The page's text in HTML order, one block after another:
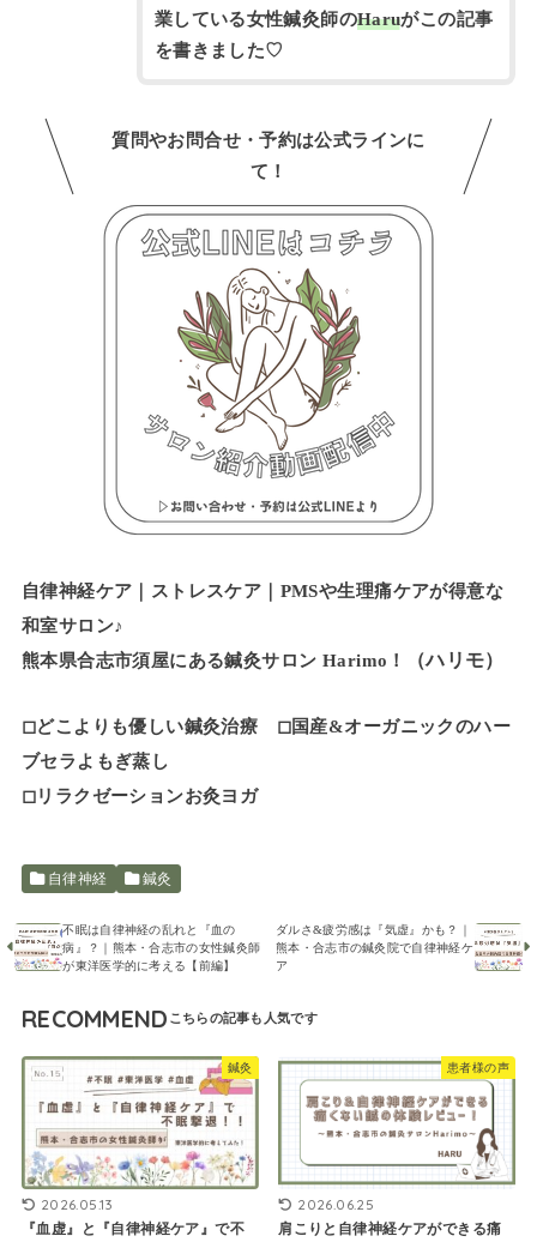
業している女性鍼灸師のHaruがこの記事
を書きました♡
質問やお問合せ・予約は公式ラインに
て！
自律神経ケア｜ストレスケア｜PMSや生理痛ケアが得意な
和室サロン♪
熊本県合志市須屋にある鍼灸サロン Harimo！
（ハリモ）
◻︎どこよりも優しい鍼灸治療 ◻︎国産&オーガニックのハー
ブセラよもぎ蒸し
◻︎リラクゼーションお灸ヨガ
自律神経 鍼灸
不眠は自律神経の乱れと『血の
病』？｜熊本・合志市の女性鍼灸師
が東洋医学的に考える【前編】
ダルさ&疲労感は『気虚』かも？｜
熊本・合志市の鍼灸院で自律神経ケ
ア
RECOMMEND
鍼灸
2026.05.13
『血虚』と『自律神経ケア』で不
患者様の声
2026.06.25
肩こりと自律神経ケアができる痛